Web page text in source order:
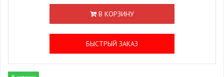
В КОРЗИНУ
БЫСТРЫЙ ЗАКАЗ